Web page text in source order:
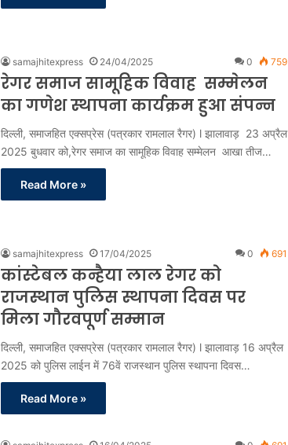
samajhitexpress 24/04/2025 0 759
रेगर समाज सामूहिक विवाह सम्मेलन
का गणेश स्थापना कार्यक्रम हुआ संपन्न
दिल्ली, समाजहित एक्सप्रेस (पत्रकार रामलाल रैगर) l झालावाड़ 23 अप्रैल
2025 बुधवार को,रेगर समाज का सामूहिक विवाह सम्मेलन आखा तीज…
Read More »
samajhitexpress 17/04/2025 0 691
कांस्टेबल कन्हैया लाल रेगर को
राजस्थान पुलिस स्थापना दिवस पर
मिला गौरवपूर्ण सम्मान
दिल्ली, समाजहित एक्सप्रेस (पत्रकार रामलाल रैगर) l झालावाड़ 16 अप्रैल
2025 को पुलिस लाईन में 76वें राजस्थान पुलिस स्थापना दिवस…
Read More »